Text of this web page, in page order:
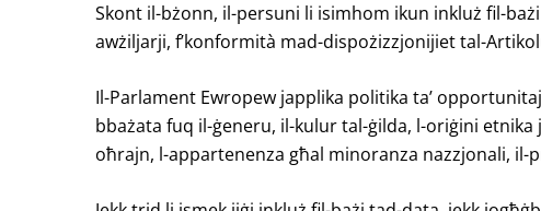
Skont il-bżonn, il-persuni li isimhom ikun inkluż fil-
awżiljarji, f’konformità mad-dispożizzjonijiet tal-
Il-Parlament Ewropew japplika politika ta’
bbażata fuq il-ġeneru, il-kulur tal-ġilda, l-oriġini
oħrajn, l-appartenenza għal minoranza nazzjonali,